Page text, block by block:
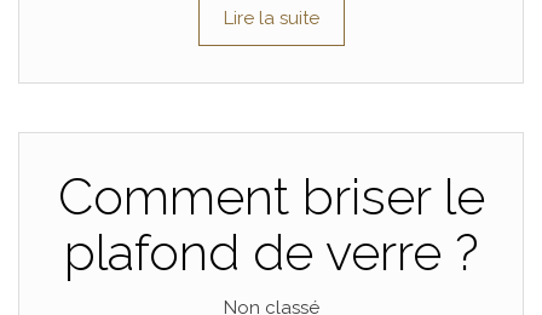
Lire la suite
Comment briser le
plafond de verre ?
Non classé